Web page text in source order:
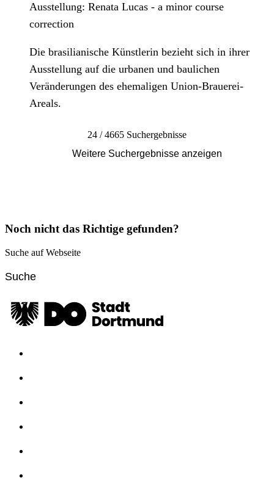
Ausstellung: Renata Lucas - a minor course
correction
Die brasilianische Künstlerin bezieht sich in ihrer
Ausstellung auf die urbanen und baulichen
Veränderungen des ehemaligen Union-Brauerei-
Areals.
24 / 4665 Suchergebnisse
Weitere Suchergebnisse anzeigen
Noch nicht das Richtige gefunden?
Suche auf Webseite